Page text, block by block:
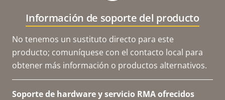
Información de soporte del producto
No tenemos un sustituto directo para este
producto; comuníquese con el contacto local para
obtener más información o productos alternativos.
Soporte de hardware y servicio RMA ofrecidos